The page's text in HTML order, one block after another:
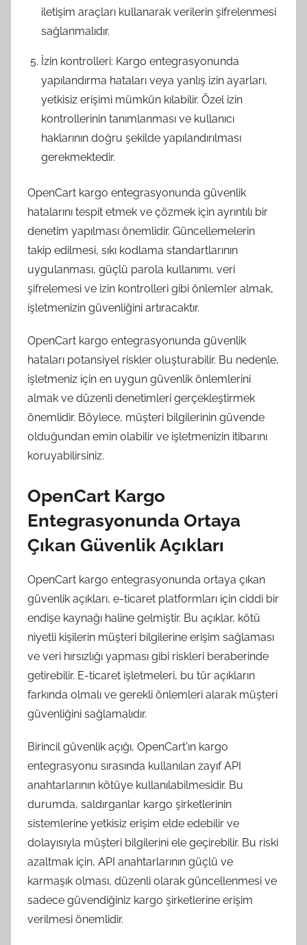
iletişim araçları kullanarak verilerin şifrelenmesi
sağlanmalıdır.
İzin kontrolleri: Kargo entegrasyonunda
yapılandırma hataları veya yanlış izin ayarları,
yetkisiz erişimi mümkün kılabilir. Özel izin
kontrollerinin tanımlanması ve kullanıcı
haklarının doğru şekilde yapılandırılması
gerekmektedir.
OpenCart kargo entegrasyonunda güvenlik
hatalarını tespit etmek ve çözmek için ayrıntılı bir
denetim yapılması önemlidir. Güncellemelerin
takip edilmesi, sıkı kodlama standartlarının
uygulanması, güçlü parola kullanımı, veri
şifrelemesi ve izin kontrolleri gibi önlemler almak,
işletmenizin güvenliğini artıracaktır.
OpenCart kargo entegrasyonunda güvenlik
hataları potansiyel riskler oluşturabilir. Bu nedenle,
işletmeniz için en uygun güvenlik önlemlerini
almak ve düzenli denetimleri gerçekleştirmek
önemlidir. Böylece, müşteri bilgilerinin güvende
olduğundan emin olabilir ve işletmenizin itibarını
koruyabilirsiniz.
OpenCart Kargo
Entegrasyonunda Ortaya
Çıkan Güvenlik Açıkları
OpenCart kargo entegrasyonunda ortaya çıkan
güvenlik açıkları, e-ticaret platformları için ciddi bir
endişe kaynağı haline gelmiştir. Bu açıklar, kötü
niyetli kişilerin müşteri bilgilerine erişim sağlaması
ve veri hırsızlığı yapması gibi riskleri beraberinde
getirebilir. E-ticaret işletmeleri, bu tür açıkların
farkında olmalı ve gerekli önlemleri alarak müşteri
güvenliğini sağlamalıdır.
Birincil güvenlik açığı, OpenCart'ın kargo
entegrasyonu sırasında kullanılan zayıf API
anahtarlarının kötüye kullanılabilmesidir. Bu
durumda, saldırganlar kargo şirketlerinin
sistemlerine yetkisiz erişim elde edebilir ve
dolayısıyla müşteri bilgilerini ele geçirebilir. Bu riski
azaltmak için, API anahtarlarının güçlü ve
karmaşık olması, düzenli olarak güncellenmesi ve
sadece güvendiğiniz kargo şirketlerine erişim
verilmesi önemlidir.